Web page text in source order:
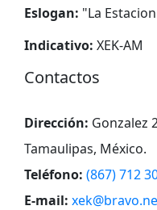
Eslogan: "La
Indicativo: XEK-AM
Contactos
Dirección: Gonzalez
Tamaulipas, México.
Teléfono: (867) 712
E-mail: